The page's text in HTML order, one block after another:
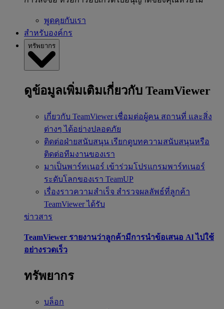
พูดคุยกับเรา
สำหรับองค์กร
ทรัพยากร
ดูข้อมูลเพิ่มเติมเกี่ยวกับ TeamViewer
เกี่ยวกับ TeamViewer เชื่อมต่อผู้คน สถานที่ และสิ่ง
ต่างๆ ได้อย่างปลอดภัย
ติดต่อฝ่ายสนับสนุน เรียกดูบทความสนับสนุนหรือ
ติดต่อทีมงานของเรา
มาเป็นพาร์ทเนอร์ เข้าร่วมโปรแกรมพาร์ทเนอร์
ระดับโลกของเรา TeamUP
เรื่องราวความสำเร็จ สำรวจผลลัพธ์ที่ลูกค้า
TeamViewer ได้รับ
ข่าวสาร
TeamViewer รายงานว่าลูกค้ามีการนำข้อเสนอ Al ไปใช้
อย่างรวดเร็ว
ทรัพยากร
บล็อก